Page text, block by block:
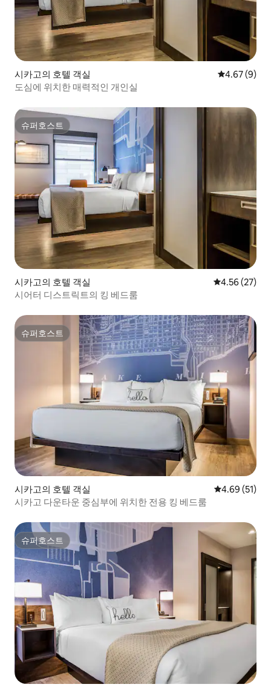
시카고의 호텔 객실 평점 4.67점
4.67 (9)
도심에 위치한 매력적인 개인실
슈퍼호스트
슈퍼호스트
시카고의 호텔 객실 평점 4.56점(5
4.56 (27)
시어터 디스트릭트의 킹 베드룸
슈퍼호스트
슈퍼호스트
시카고의 호텔 객실 평점 4.69점
4.69 (51)
시카고 다운타운 중심부에 위치한 전용 킹 베드룸
슈퍼호스트
슈퍼호스트